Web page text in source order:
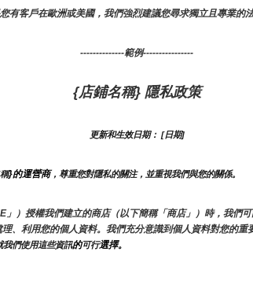
有客戶在歐洲或美國，我們強烈建議您尋求獨立且專業的法
--------------範例----------------
{店鋪名稱} 隱私政策
更新和生效日期： [日期]
}的運營商，尊重您對隱私的關注，並重視我們與您的關係。
）授權我們建立的商店（以下簡稱「商店」）時，我們
、利用您的個人資料。我們充分意識到個人資料對您的重
我們使用這些資訊的可行選擇。